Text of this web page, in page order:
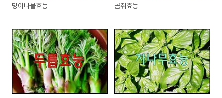
명이나물효능 곰취효능